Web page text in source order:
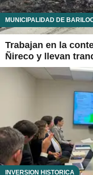
MUNICIPALIDAD DE
Trabajan en la
Ñireco y llevan
INVERSIÓN HISTÓRICA